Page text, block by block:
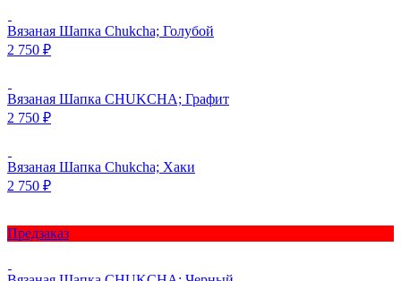
Вязаная Шапка Chukcha; Голубой
2 750 ₽
Вязаная Шапка CHUKCHA; Графит
2 750 ₽
Вязаная Шапка Chukcha; Хаки
2 750 ₽
Предзаказ